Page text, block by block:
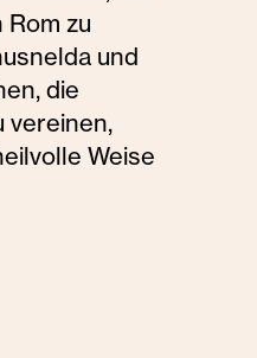
zu
und
die
vereinen,
Weise